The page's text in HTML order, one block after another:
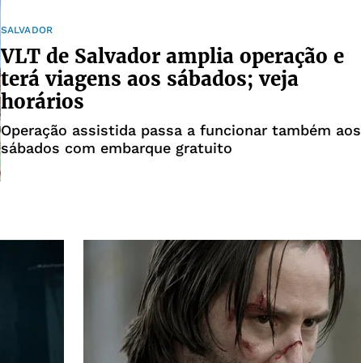
SALVADOR
VLT de Salvador amplia operação e
terá viagens aos sábados; veja
horários
Operação assistida passa a funcionar também aos
sábados com embarque gratuito